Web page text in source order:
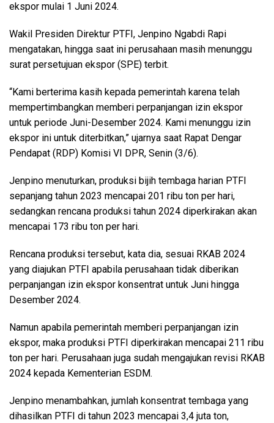
ekspor mulai 1 Juni 2024.
Wakil Presiden Direktur PTFI, Jenpino Ngabdi Rapi
mengatakan, hingga saat ini perusahaan masih menunggu
surat persetujuan ekspor (SPE) terbit.
“Kami berterima kasih kepada pemerintah karena telah
mempertimbangkan memberi perpanjangan izin ekspor
untuk periode Juni-Desember 2024. Kami menunggu izin
ekspor ini untuk diterbitkan,” ujarnya saat Rapat Dengar
Pendapat (RDP) Komisi VI DPR, Senin (3/6).
Jenpino menuturkan, produksi bijih tembaga harian PTFI
sepanjang tahun 2023 mencapai 201 ribu ton per hari,
sedangkan rencana produksi tahun 2024 diperkirakan akan
mencapai 173 ribu ton per hari.
Rencana produksi tersebut, kata dia, sesuai RKAB 2024
yang diajukan PTFI apabila perusahaan tidak diberikan
perpanjangan izin ekspor konsentrat untuk Juni hingga
Desember 2024.
Namun apabila pemerintah memberi perpanjangan izin
ekspor, maka produksi PTFI diperkirakan mencapai 211 ribu
ton per hari. Perusahaan juga sudah mengajukan revisi RKAB
2024 kepada Kementerian ESDM.
Jenpino menambahkan, jumlah konsentrat tembaga yang
dihasilkan PTFI di tahun 2023 mencapai 3,4 juta ton,